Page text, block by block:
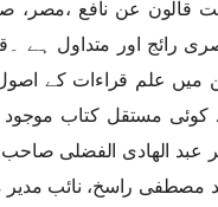
قالون عن نافع
رائج اور متداول ہے
علم قراءات کے اصول
کوئی مستقل کتاب
عبد الھادی الفضلی
راسخ، نائب مدیر